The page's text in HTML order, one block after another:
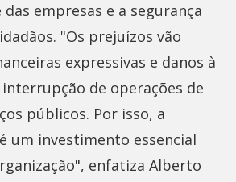
empresas e a segurança
"Os prejuízos vão
expressivas e danos à
de operações de
públicos. Por isso, a
um investimento essencial
enfatiza Alberto